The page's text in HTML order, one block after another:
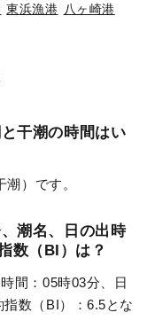
東浜漁港 八ヶ崎港
干潮の時間はい
）です。
潮名、日の出時
数（BI）は？
間：05時03分、日
数（BI）：6.5とな